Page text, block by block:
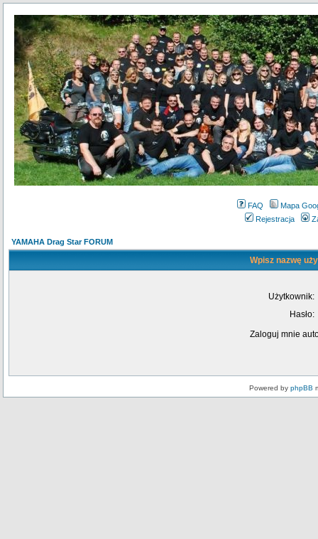
FAQ
Mapa
Rejestracja
YAMAHA Drag Star FORUM
Wpisz nazwę
Użytkownik:
Hasło:
Zaloguj mnie
Powered by phpBB